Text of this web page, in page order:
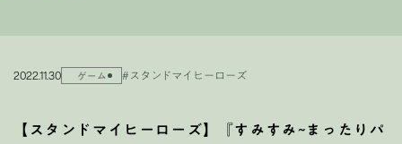
2022.11.30 ゲーム #スタンドマイヒーローズ
【スタンドマイヒーローズ】『すみすみ~まったりパ